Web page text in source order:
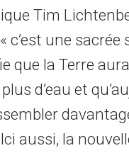
Tim
c’est une sacrée
que la Terre
d’eau et
aussi, la